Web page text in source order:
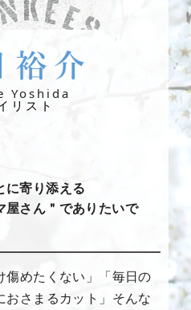
Yoshida
リスト
に寄り添える
屋さん＂でありたいで
傷めたくない」「毎日の
おさまるカット」そんな